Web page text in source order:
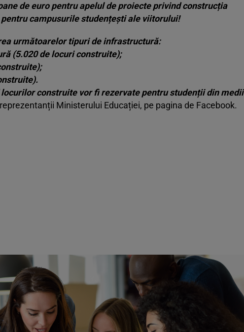
de euro pentru apelul de proiecte privind construcția
campusurile studențești ale viitorului!
următoarelor tipuri de infrastructură:
(5.020 de locuri construite);
locurilor construite vor fi rezervate pentru studenții din medii
Ministerului Educației, pe pagina de Facebook.